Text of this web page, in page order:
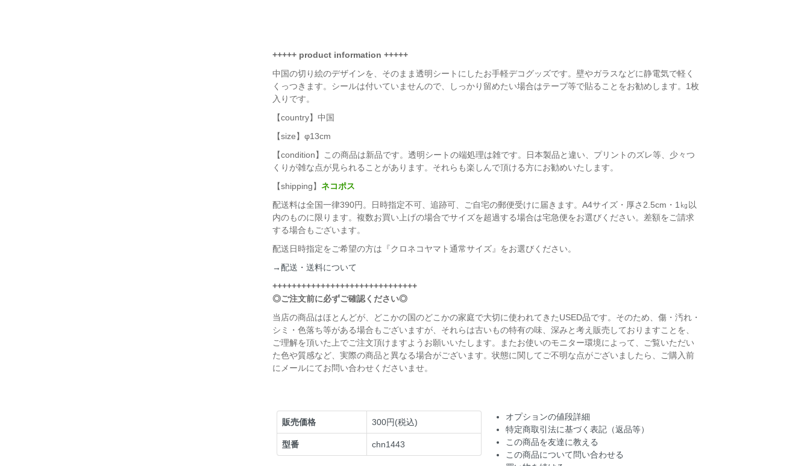
+++++ product information +++++
中国の切り絵のデザインを、そのまま透明シートにしたお手軽デコグッズです。壁やガラスなどに静電気で軽く
くっつきます。シールは付いていませんので、しっかり留めたい場合はテープ等で貼ることをお勧めします。1枚
入りです。
【country】中国
【size】φ13cm
【condition】この商品は新品です。透明シートの端処理は雑です。日本製品と違い、プリントのズレ等、少々つ
くりが雑な点が見られることがあります。それらも楽しんで頂ける方にお勧めいたします。
【shipping】 ネコポス
配送料は全国一律390円。日時指定不可、追跡可、ご自宅の郵便受けに届きます。A4サイズ・厚さ2.5cm・1㎏以
内のものに限ります。複数お買い上げの場合でサイズを超過する場合は宅急便をお選びください。差額をご請求
する場合もございます。
配送日時指定をご希望の方は『クロネコヤマト通常サイズ』をお選びください。
→配送・送料について
++++++++++++++++++++++++++++++
◎ご注文前に必ずご確認ください◎
当店の商品はほとんどが、どこかの国のどこかの家庭で大切に使われてきたUSED品です。そのため、傷・汚れ・
シミ・色落ち等がある場合もございますが、それらは古いもの特有の味、深みと考え販売しておりますことを、
ご理解を頂いた上でご注文頂けますようお願いいたします。またお使いのモニター環境によって、ご覧いただい
た色や質感など、実際の商品と異なる場合がございます。状態に関してご不明な点がございましたら、ご購入前
にメールにてお問い合わせくださいませ。
販売価格 300円(税込)
型番 chn1443
オプションの値段詳細
特定商取引法に基づく表記（返品等）
この商品を友達に教える
この商品について問い合わせる